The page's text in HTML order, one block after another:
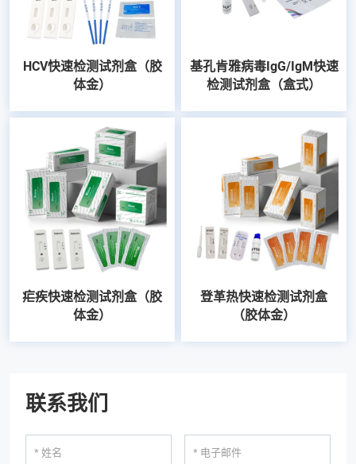
HCV快速检测试剂盒（胶
体金）
基孔肯雅病毒IgG/IgM快速
检测试剂盒（盒式）
疟疾快速检测试剂盒（胶
体金）
登革热快速检测试剂盒
（胶体金）
联系我们